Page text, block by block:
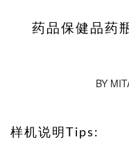
药品保健品药
BY
样机说明Tips: